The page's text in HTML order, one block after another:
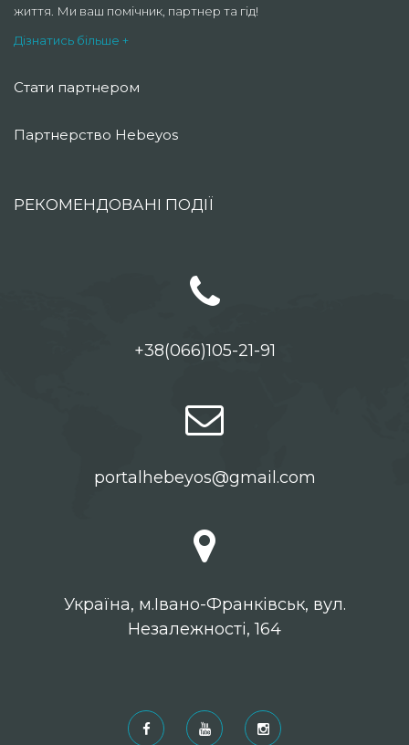
життя. Ми ваш помічник, партнер та гід!
Дізнатись більше +
Стати партнером
Партнерство Hebeyos
РЕКОМЕНДОВАНІ ПОДІЇ
+38(066)105-21-91
portalhebeyos@gmail.com
Українa, м.Івано-Франківськ, вул.
Незалежності, 164